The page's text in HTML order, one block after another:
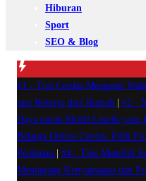
Hiburan
Sport
SEO & Blog
#1 - Tips Cerdas Mengatur
saat Bekerja dari Rumah
#2 -
Daya untuk Mobil Listrik yang
Belanja Online Cerdas: Pilih
Penipuan
#4 - Tips Memilih
Menunjang Kenyamanan dan